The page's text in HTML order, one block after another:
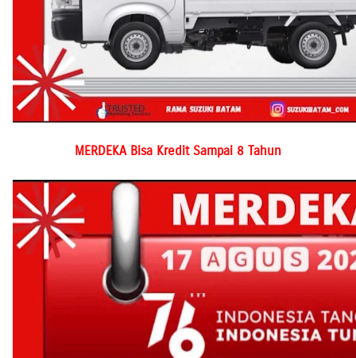
MERDEKA Bisa Kredit Sampai 8 Tahun